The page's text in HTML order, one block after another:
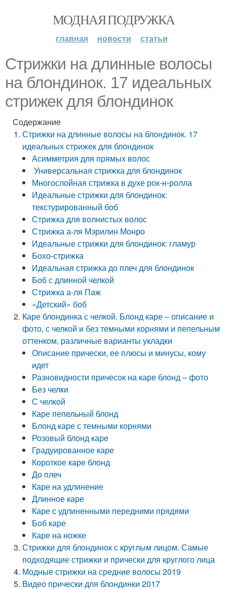
МОДНАЯ ПОДРУЖКА
главная новости статьи
Стрижки на длинные волосы
на блондинок. 17 идеальных
стрижек для блондинок
Содержание
Стрижки на длинные волосы на блондинок. 17
идеальных стрижек для блондинок
Асимметрия для прямых волос
Универсальная стрижка для блондинок
Многослойная стрижка в духе рок-н-ролла
Идеальные стрижки для блондинок:
текстурированный боб
Стрижка для волнистых волос
Стрижка а-ля Мэрилин Монро
Идеальные стрижки для блондинок: гламур
Бохо-стрижка
Идеальная стрижка до плеч для блондинок
Боб с длинной челкой
Стрижка а-ля Паж
«Детский» боб
Каре блондинка с челкой. Блонд каре – описание и
фото, с челкой и без темными корнями и пепельным
оттенком, различные варианты укладки
Описание прически, ее плюсы и минусы, кому
идет
Разновидности причесок на каре блонд – фото
Без челки
С челкой
Каре пепельный блонд
Блонд каре с темными корнями
Розовый блонд каре
Градуированное каре
Короткое каре блонд
До плеч
Каре на удлинение
Длинное каре
Каре с удлиненными передними прядями
Боб каре
Каре на ножке
Стрижки для блондинок с круглым лицом. Самые
подходящие стрижки и прически для круглого лица
Модные стрижки на средние волосы 2019
Видео прически для блондинки 2017